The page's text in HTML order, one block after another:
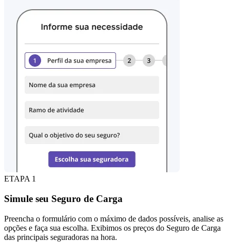
ETAPA 1
Simule seu Seguro de Carga
Preencha o formulário com o máximo de dados possíveis, analise as
opções e faça sua escolha. Exibimos os preços do Seguro de Carga
das principais seguradoras na hora.